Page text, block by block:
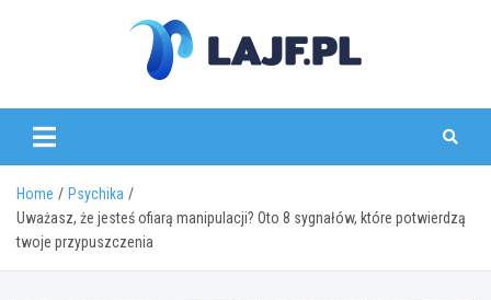
lajf.pl
Home
Psychika
Uważasz, że jesteś ofiarą manipulacji? Oto 8 sygnałów, które potwierdzą
twoje przypuszczenia